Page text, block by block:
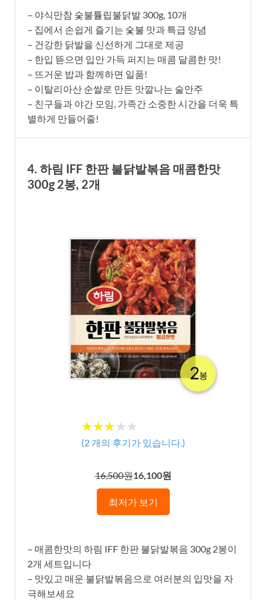
– 야식만참 숯불튤립불닭발 300g, 10개
– 집에서 손쉽게 즐기는 숯불 맛과 특급 양념
– 건강한 닭발을 신선하게 그대로 제공
– 한입 뜯으면 입안 가득 퍼지는 매콤 달콤한 맛!
– 뜨거운 밥과 함께하면 일품!
– 이탈리아산 순쌀로 만든 맛깔나는 술안주
– 친구들과 야간 모임, 가족간 소중한 시간을 더욱 특
별하게 만들어줄!
4. 하림 IFF 한판 불닭발볶음 매콤한맛
300g 2봉, 2개
★★★★★
★★★★★
(2개의 후기가 있습니다.)
16,500원16,100원
최저가 보기
– 매콤한맛의 하림 IFF 한판 불닭발볶음 300g 2봉이
2개 세트입니다
– 맛있고 매운 불닭발볶음으로 여러분의 입맛을 자
극해보세요